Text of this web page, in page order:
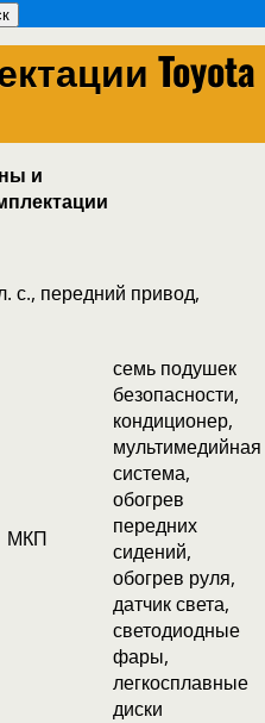
Toyota
и
с., передний привод,
МКП
семь подушек
безопасности,
кондиционер,
мультимедийная
система,
обогрев
передних
сидений,
обогрев руля,
датчик света,
светодиодные
фары,
легкосплавные
диски